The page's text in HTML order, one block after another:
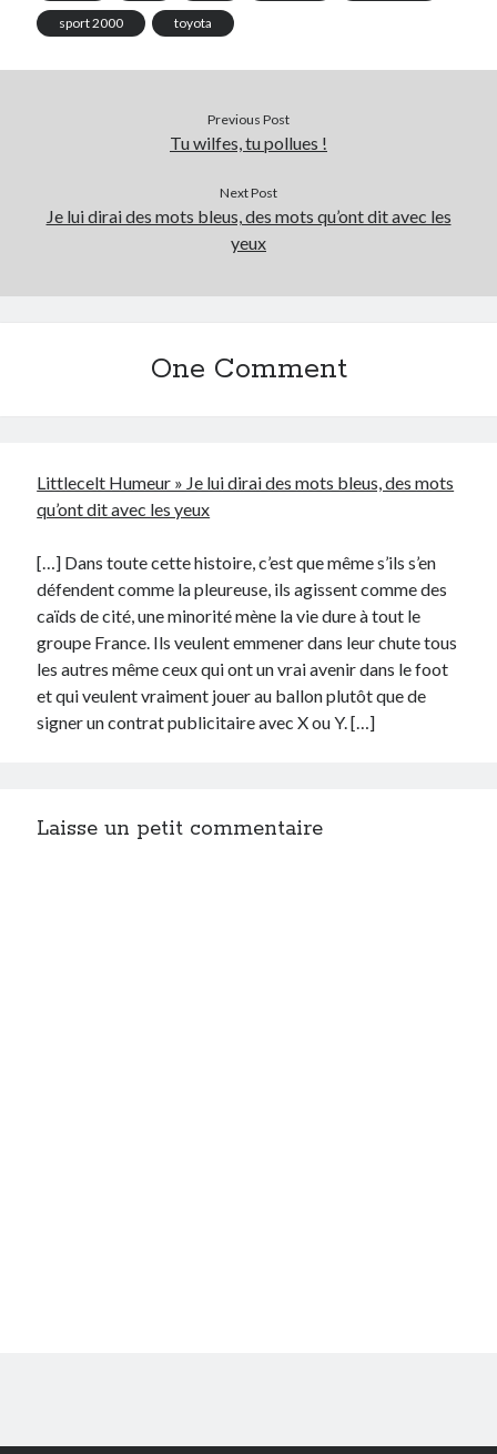
sport 2000 toyota
Previous Post
Tu wilfes, tu pollues !
Next Post
Je lui dirai des mots bleus, des mots qu’ont dit avec les
yeux
One Comment
Littlecelt Humeur » Je lui dirai des mots bleus, des mots
qu’ont dit avec les yeux
[…] Dans toute cette histoire, c’est que même s’ils s’en
défendent comme la pleureuse, ils agissent comme des
caïds de cité, une minorité mène la vie dure à tout le
groupe France. Ils veulent emmener dans leur chute tous
les autres même ceux qui ont un vrai avenir dans le foot
et qui veulent vraiment jouer au ballon plutôt que de
signer un contrat publicitaire avec X ou Y. […]
Laisse un petit commentaire